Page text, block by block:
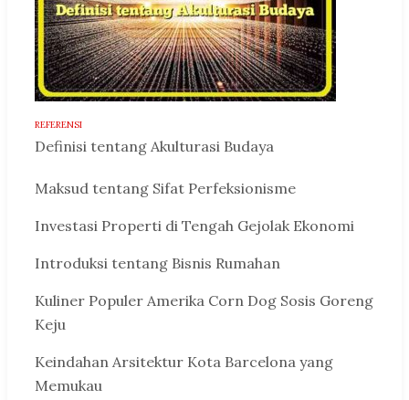
REFERENSI
Definisi tentang Akulturasi Budaya
Maksud tentang Sifat Perfeksionisme
Investasi Properti di Tengah Gejolak Ekonomi
Introduksi tentang Bisnis Rumahan
Kuliner Populer Amerika Corn Dog Sosis Goreng
Keju
Keindahan Arsitektur Kota Barcelona yang
Memukau